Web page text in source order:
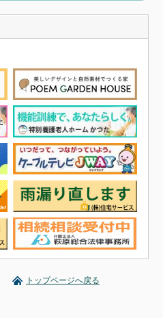
トップページへ戻る